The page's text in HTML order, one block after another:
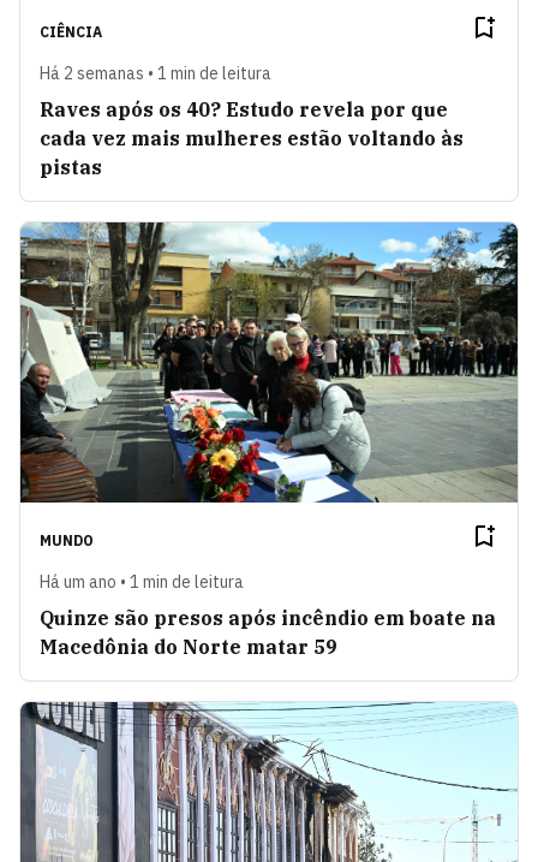
CIÊNCIA
Há 2 semanas • 1 min de leitura
Raves após os 40? Estudo revela por que
cada vez mais mulheres estão voltando às
pistas
MUNDO
Há um ano • 1 min de leitura
Quinze são presos após incêndio em boate na
Macedônia do Norte matar 59